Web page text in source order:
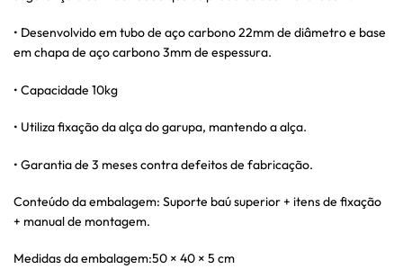
• Desenvolvido em tubo de aço carbono 22mm de diâmetro e base
em chapa de aço carbono 3mm de espessura.
• Capacidade 10kg
• Utiliza fixação da alça do garupa, mantendo a alça.
• Garantia de 3 meses contra defeitos de fabricação.
Conteúdo da embalagem: Suporte baú superior + itens de fixação
+ manual de montagem.
Medidas da embalagem:50 × 40 × 5 cm